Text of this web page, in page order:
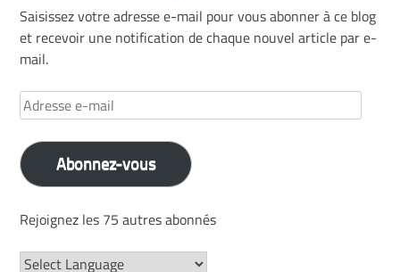
Saisissez votre adresse e-mail pour vous abonner à ce blog
et recevoir une notification de chaque nouvel article par e-
mail.
Adresse
e-
mail
Abonnez-vous
Rejoignez les 75 autres abonnés